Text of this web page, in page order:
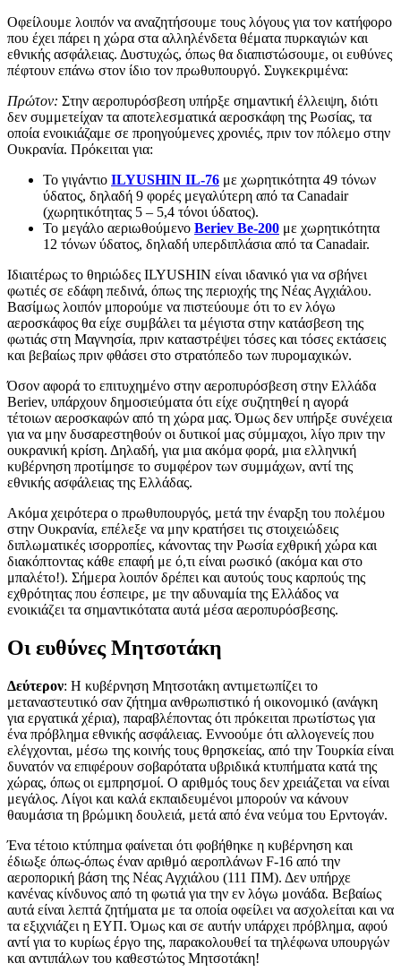
Οφείλουμε λοιπόν να αναζητήσουμε τους λόγους για τον κατήφορο
που έχει πάρει η χώρα στα αλληλένδετα θέματα πυρκαγιών και
εθνικής ασφάλειας. Δυστυχώς, όπως θα διαπιστώσουμε, οι ευθύνες
πέφτουν επάνω στον ίδιο τον πρωθυπουργό. Συγκεκριμένα:
Πρώτον: Στην αεροπυρόσβεση υπήρξε σημαντική έλλειψη, διότι
δεν συμμετείχαν τα αποτελεσματικά αεροσκάφη της Ρωσίας, τα
οποία ενοικιάζαμε σε προηγούμενες χρονιές, πριν τον πόλεμο στην
Ουκρανία. Πρόκειται για:
Το γιγάντιο ILYUSHIN IL-76 με χωρητικότητα 49 τόνων
ύδατος, δηλαδή 9 φορές μεγαλύτερη από τα Canadair
(χωρητικότητας 5 – 5,4 τόνοι ύδατος).
Το μεγάλο αεριωθούμενο Beriev Be-200 με χωρητικότητα
12 τόνων ύδατος, δηλαδή υπερδιπλάσια από τα Canadair.
Ιδιαιτέρως το θηριώδες ILYUSHIN είναι ιδανικό για να σβήνει
φωτιές σε εδάφη πεδινά, όπως της περιοχής της Νέας Αγχιάλου.
Βασίμως λοιπόν μπορούμε να πιστεύουμε ότι το εν λόγω
αεροσκάφος θα είχε συμβάλει τα μέγιστα στην κατάσβεση της
φωτιάς στη Μαγνησία, πριν καταστρέψει τόσες και τόσες εκτάσεις
και βεβαίως πριν φθάσει στο στρατόπεδο των πυρομαχικών.
Όσον αφορά το επιτυχημένο στην αεροπυρόσβεση στην Ελλάδα
Beriev, υπάρχουν δημοσιεύματα ότι είχε συζητηθεί η αγορά
τέτοιων αεροσκαφών από τη χώρα μας. Όμως δεν υπήρξε συνέχεια
για να μην δυσαρεστηθούν οι δυτικοί μας σύμμαχοι, λίγο πριν την
ουκρανική κρίση. Δηλαδή, για μια ακόμα φορά, μια ελληνική
κυβέρνηση προτίμησε το συμφέρον των συμμάχων, αντί της
εθνικής ασφάλειας της Ελλάδας.
Ακόμα χειρότερα ο πρωθυπουργός, μετά την έναρξη του πολέμου
στην Ουκρανία, επέλεξε να μην κρατήσει τις στοιχειώδεις
διπλωματικές ισορροπίες, κάνοντας την Ρωσία εχθρική χώρα και
διακόπτοντας κάθε επαφή με ό,τι είναι ρωσικό (ακόμα και στο
μπαλέτο!). Σήμερα λοιπόν δρέπει και αυτούς τους καρπούς της
εχθρότητας που έσπειρε, με την αδυναμία της Ελλάδος να
ενοικιάζει τα σημαντικότατα αυτά μέσα αεροπυρόσβεσης.
Οι ευθύνες Μητσοτάκη
Δεύτερον: Η κυβέρνηση Μητσοτάκη αντιμετωπίζει το
μεταναστευτικό σαν ζήτημα ανθρωπιστικό ή οικονομικό (ανάγκη
για εργατικά χέρια), παραβλέποντας ότι πρόκειται πρωτίστως για
ένα πρόβλημα εθνικής ασφάλειας. Εννοούμε ότι αλλογενείς που
ελέγχονται, μέσω της κοινής τους θρησκείας, από την Τουρκία είναι
δυνατόν να επιφέρουν σοβαρότατα υβριδικά κτυπήματα κατά της
χώρας, όπως οι εμπρησμοί. Ο αριθμός τους δεν χρειάζεται να είναι
μεγάλος. Λίγοι και καλά εκπαιδευμένοι μπορούν να κάνουν
θαυμάσια τη βρώμικη δουλειά, μετά από ένα νεύμα του Ερντογάν.
Ένα τέτοιο κτύπημα φαίνεται ότι φοβήθηκε η κυβέρνηση και
έδιωξε όπως-όπως έναν αριθμό αεροπλάνων F-16 από την
αεροπορική βάση της Νέας Αγχιάλου (111 ΠΜ). Δεν υπήρχε
κανένας κίνδυνος από τη φωτιά για την εν λόγω μονάδα. Βεβαίως
αυτά είναι λεπτά ζητήματα με τα οποία οφείλει να ασχολείται και να
τα εξιχνιάζει η ΕΥΠ. Όμως και σε αυτήν υπάρχει πρόβλημα, αφού
αντί για το κυρίως έργο της, παρακολουθεί τα τηλέφωνα υπουργών
και αντιπάλων του καθεστώτος Μητσοτάκη!